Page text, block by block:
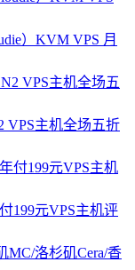
）KVM VPS 月
VPS主机全场五折
199元VPS主机评